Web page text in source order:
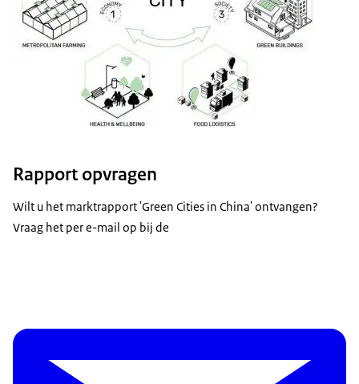
Rapport opvragen
Wilt u het marktrapport 'Green Cities in China' ontvangen?
Vraag het per e-mail op bij de